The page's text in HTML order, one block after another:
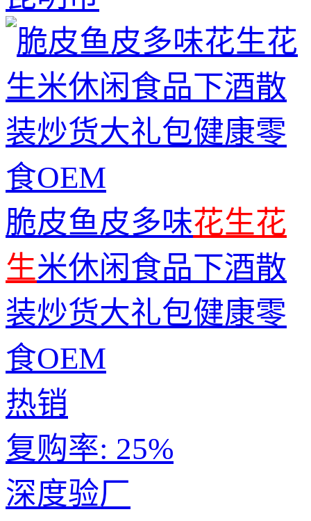
脆皮鱼皮多味花生花
生米休闲食品下酒散
装炒货大礼包健康零
食OEM
热销
复购率: 25%
深度验厂